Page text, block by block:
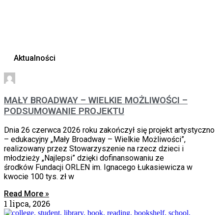
Aktualności
MAŁY BROADWAY – WIELKIE MOŻLIWOŚCI –
PODSUMOWANIE PROJEKTU
Dnia 26 czerwca 2026 roku zakończył się projekt artystyczno
– edukacyjny „Mały Broadway – Wielkie Możliwości”,
realizowany przez Stowarzyszenie na rzecz dzieci i
młodzieży „Najlepsi” dzięki dofinansowaniu ze
środków Fundacji ORLEN im. Ignacego Łukasiewicza w
kwocie 100 tys. zł w
Read More »
1 lipca, 2026